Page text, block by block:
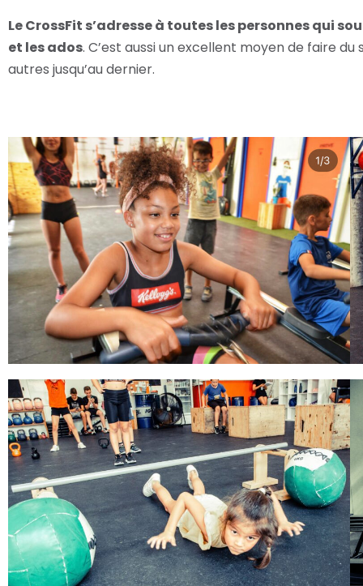
Le CrossFit s’adresse à toutes les personnes qui
et les ados. C’est aussi un excellent moyen de faire
autres jusqu’au dernier.